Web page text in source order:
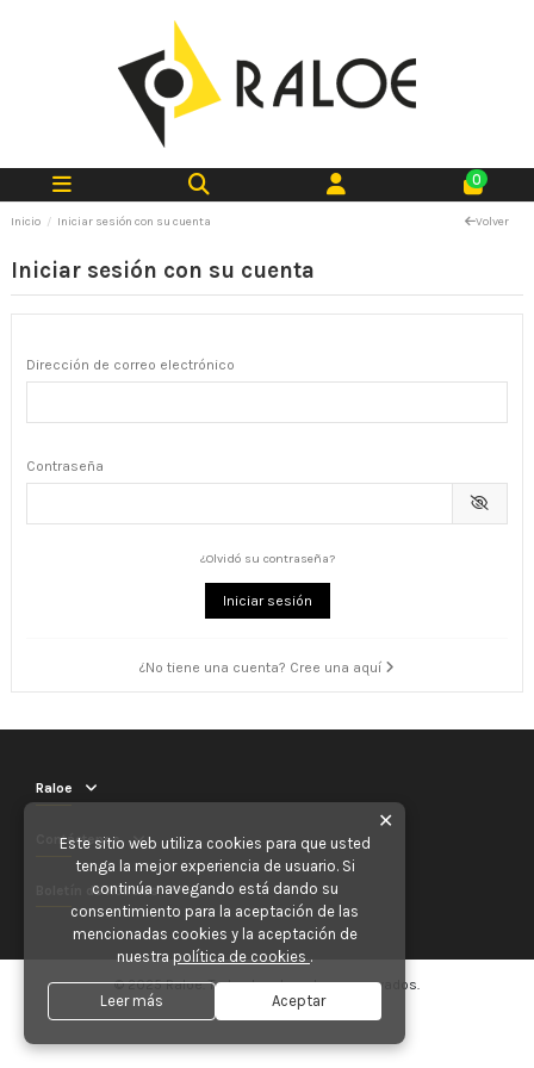
0
Inicio Iniciar sesión con su cuenta Volver
Iniciar sesión con su cuenta
Dirección de correo electrónico
Contraseña
¿Olvidó su contraseña?
Iniciar sesión
¿No tiene una cuenta? Cree una aquí
Raloe
Contáctenos
Boletín de noticias
© 2025 Raloe. Todos los derechos reservados.
✕
Este sitio web utiliza cookies para que usted
tenga la mejor experiencia de usuario. Si
continúa navegando está dando su
consentimiento para la aceptación de las
mencionadas cookies y la aceptación de
nuestra política de cookies .
Leer más Aceptar